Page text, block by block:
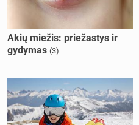
Akių miežis: priežastys ir
gydymas (3)